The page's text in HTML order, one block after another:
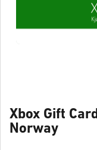
Xbox Gift
Norway